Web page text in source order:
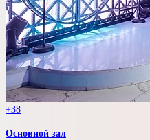
+38
Основной зал